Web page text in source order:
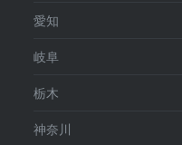
愛知
岐阜
栃木
神奈川